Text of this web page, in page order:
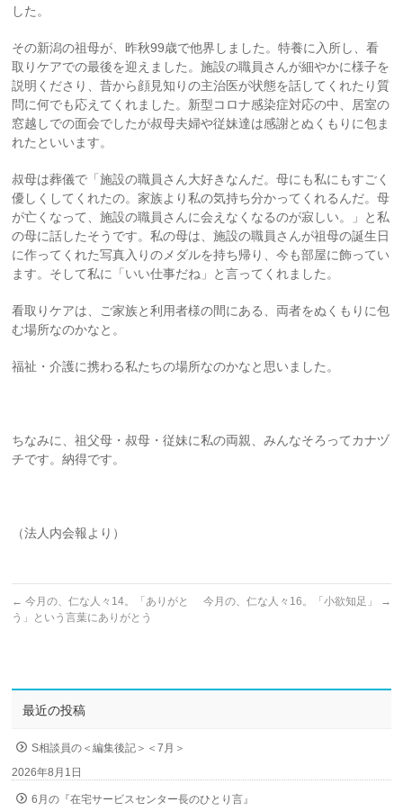
した。
その新潟の祖母が、昨秋99歳で他界しました。特養に入所し、看
取りケアでの最後を迎えました。施設の職員さんが細やかに様子を
説明くださり、昔から顔見知りの主治医が状態を話してくれたり質
問に何でも応えてくれました。新型コロナ感染症対応の中、居室の
窓越しでの面会でしたが叔母夫婦や従妹達は感謝とぬくもりに包ま
れたといいます。
叔母は葬儀で「施設の職員さん大好きなんだ。母にも私にもすごく
優しくしてくれたの。家族より私の気持ち分かってくれるんだ。母
が亡くなって、施設の職員さんに会えなくなるのが寂しい。」と私
の母に話したそうです。私の母は、施設の職員さんが祖母の誕生日
に作ってくれた写真入りのメダルを持ち帰り、今も部屋に飾ってい
ます。そして私に「いい仕事だね」と言ってくれました。
看取りケアは、ご家族と利用者様の間にある、両者をぬくもりに包
む場所なのかなと。
福祉・介護に携わる私たちの場所なのかなと思いました。
ちなみに、祖父母・叔母・従妹に私の両親、みんなそろってカナヅ
チです。納得です。
（法人内会報より）
← 今月の、仁な人々14。「ありがと
う」という言葉にありがとう
今月の、仁な人々16。「小欲知足」 →
最近の投稿
S相談員の＜編集後記＞＜7月＞
2026年8月1日
6月の『在宅サービスセンター長のひとり言』